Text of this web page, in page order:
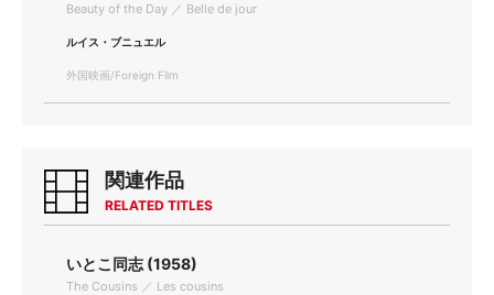
Beauty of the Day ／ Belle de jour
ルイス・ブニュエル
外国映画/Foreign Film
関連作品
RELATED TITLES
いとこ同志 (1958)
The Cousins ／ Les cousins